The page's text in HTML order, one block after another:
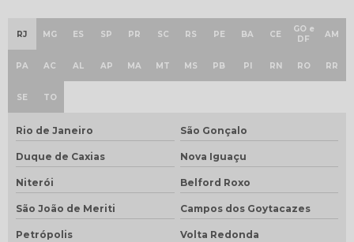
RJ MG ES SP PR SC RS PE BA CE
GO e
DF
AM
PA AC AL AP MA MT MS PB PI RN RO RR
SE TO
Rio de Janeiro São Gonçalo
Duque de Caxias Nova Iguaçu
Niterói Belford Roxo
São João de Meriti Campos dos Goytacazes
Petrópolis Volta Redonda